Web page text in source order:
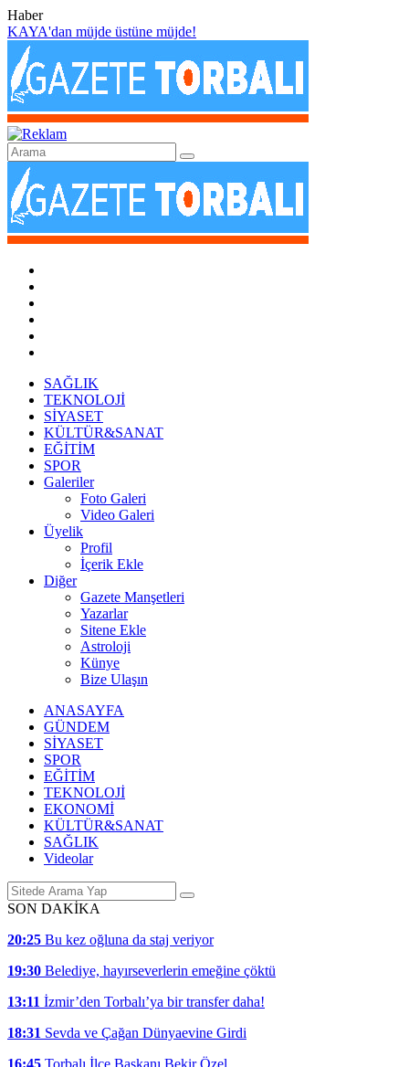
Haber
KAYA'dan müjde üstüne müjde!
SAĞLIK
TEKNOLOJİ
SİYASET
KÜLTÜR&SANAT
EĞİTİM
SPOR
Galeriler
Foto Galeri
Video Galeri
Üyelik
Profil
İçerik Ekle
Diğer
Gazete Manşetleri
Yazarlar
Sitene Ekle
Astroloji
Künye
Bize Ulaşın
ANASAYFA
GÜNDEM
SİYASET
SPOR
EĞİTİM
TEKNOLOJİ
EKONOMİ
KÜLTÜR&SANAT
SAĞLIK
Videolar
SON DAKİKA
20:25 Bu kez oğluna da staj veriyor
19:30 Belediye, hayırseverlerin emeğine çöktü
13:11 İzmir’den Torbalı’ya bir transfer daha!
18:31 Sevda ve Çağan Dünyaevine Girdi
16:45 Torbalı İlçe Başkanı Bekir Özel